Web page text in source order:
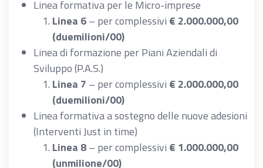
Linea formativa per le Micro-imprese
Linea 6– per complessivi € 2.000.000,00
(duemilioni/00)
Linea di formazione per Piani Aziendali di
Sviluppo (P.A.S.)
Linea 7 – per complessivi € 2.000.000,00
(duemilioni/00)
Linea formativa a sostegno delle nuove adesioni
(Interventi Just in time)
Linea 8– per complessivi € 1.000.000,00
(unmilione/00)